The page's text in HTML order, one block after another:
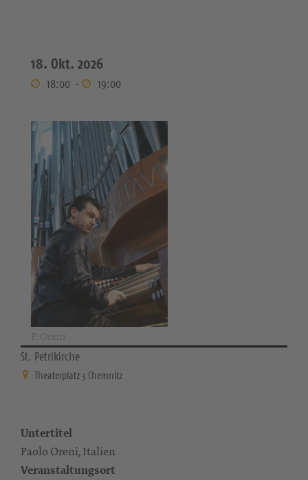
18. Okt. 2026
18:00 - 19:00
St. Petrikirche
Theaterplatz 3 Chemnitz
Untertitel
Paolo Oreni, Italien
Veranstaltungsort